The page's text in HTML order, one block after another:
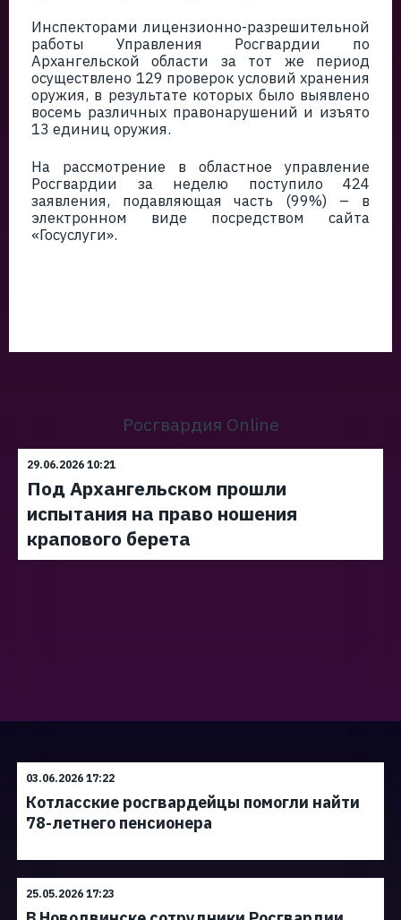
Инспекторами лицензионно-разрешительной
работы Управления Росгвардии по
Архангельской области за тот же период
осуществлено 129 проверок условий хранения
оружия, в результате которых было выявлено
восемь различных правонарушений и изъято
13 единиц оружия.
На рассмотрение в областное управление
Росгвардии за неделю поступило 424
заявления, подавляющая часть (99%) – в
электронном виде посредством сайта
«Госуслуги».
Росгвардия Online
29.06.2026 10:21
Под Архангельском прошли
испытания на право ношения
крапового берета
03.06.2026 17:22
Котласские росгвардейцы помогли найти
78-летнего пенсионера
25.05.2026 17:23